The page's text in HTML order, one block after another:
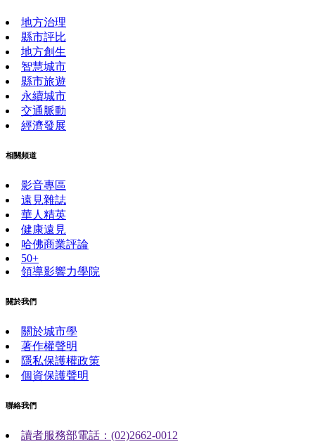
地方治理
縣市評比
地方創生
智慧城市
縣市旅遊
永續城市
交通脈動
經濟發展
相關頻道
影音專區
遠見雜誌
華人精英
健康遠見
哈佛商業評論
50+
領導影響力學院
關於我們
關於城市學
著作權聲明
隱私保護權政策
個資保護聲明
聯絡我們
讀者服務部電話：(02)2662-0012